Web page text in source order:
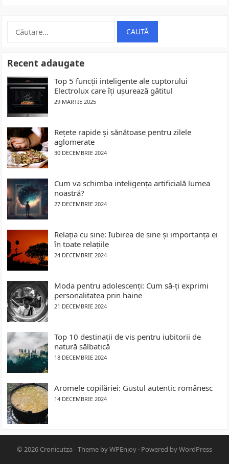
Caută
Recent adaugate
Top 5 funcții inteligente ale cuptorului
Electrolux care îți ușurează gătitul
29 MARTIE 2025
Rețete rapide și sănătoase pentru zilele
aglomerate
30 DECEMBRIE 2024
Cum va schimba inteligența artificială lumea
noastră?
27 DECEMBRIE 2024
Relația cu sine: Iubirea de sine și importanța ei
în toate relațiile
24 DECEMBRIE 2024
Moda pentru adolescenți: Cum să-ți exprimi
personalitatea prin haine
21 DECEMBRIE 2024
Top 10 destinații de vis pentru iubitorii de
natură sălbatică
18 DECEMBRIE 2024
Aromele copilăriei: Gustul autentic românesc
14 DECEMBRIE 2024
© 2026 Cronicutza- Theme byWPEnjoy· Powered byWordPress